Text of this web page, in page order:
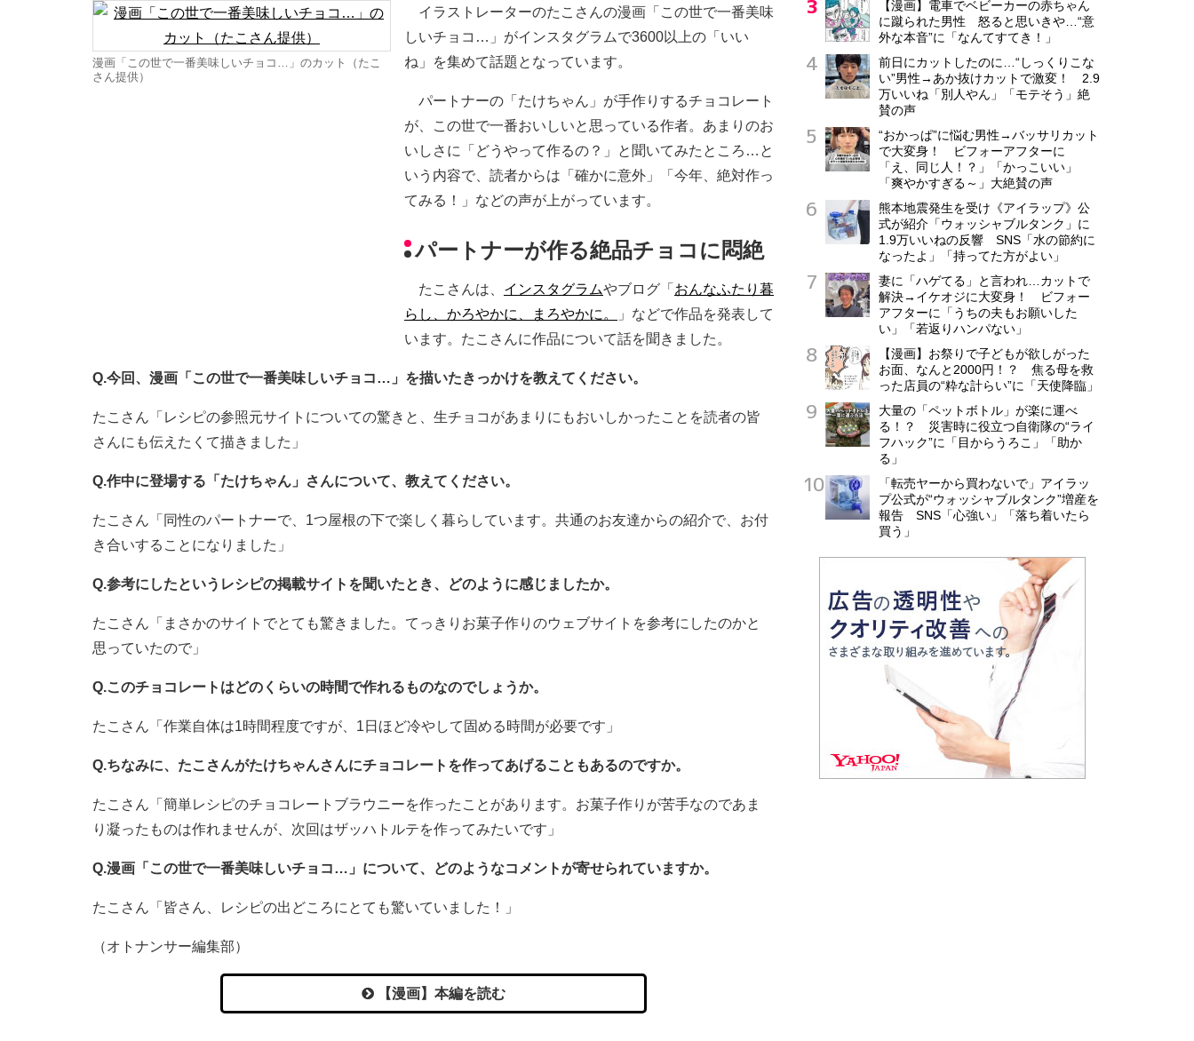
漫画「この世で一番美味しいチョコ…」のカット（たこ
さん提供）
イラストレーターのたこさんの漫画「この世で一番美味
しいチョコ…」がインスタグラムで3600以上の「いい
ね」を集めて話題となっています。
パートナーの「たけちゃん」が手作りするチョコレート
が、この世で一番おいしいと思っている作者。あまりのお
いしさに「どうやって作るの？」と聞いてみたところ…と
いう内容で、読者からは「確かに意外」「今年、絶対作っ
てみる！」などの声が上がっています。
パートナーが作る絶品チョコに悶絶
たこさんは、 インスタグラムやブログ「 おんなふたり暮
らし、かろやかに、まろやかに。
」などで作品を発表して
います。たこさんに作品について話を聞きました。
Q.今回、漫画「この世で一番美味しいチョコ…」を描いたきっかけを教えてください。
たこさん「レシピの参照元サイトについての驚きと、生チョコがあまりにもおいしかったことを読者の皆
さんにも伝えたくて描きました」
Q.作中に登場する「たけちゃん」さんについて、教えてください。
たこさん「同性のパートナーで、1つ屋根の下で楽しく暮らしています。共通のお友達からの紹介で、お付
き合いすることになりました」
Q.参考にしたというレシピの掲載サイトを聞いたとき、どのように感じましたか。
たこさん「まさかのサイトでとても驚きました。てっきりお菓子作りのウェブサイトを参考にしたのかと
思っていたので」
Q.このチョコレートはどのくらいの時間で作れるものなのでしょうか。
たこさん「作業自体は1時間程度ですが、1日ほど冷やして固める時間が必要です」
Q.ちなみに、たこさんがたけちゃんさんにチョコレートを作ってあげることもあるのですか。
たこさん「簡単レシピのチョコレートブラウニーを作ったことがあります。お菓子作りが苦手なのであま
り凝ったものは作れませんが、次回はザッハトルテを作ってみたいです」
Q.漫画「この世で一番美味しいチョコ…」について、どのようなコメントが寄せられていますか。
たこさん「皆さん、レシピの出どころにとても驚いていました！」
（オトナンサー編集部）
【漫画】本編を読む
【漫画】電車でベビーカーの赤ちゃん
に蹴られた男性 怒ると思いきや…“意
外な本音”に「なんてすてき！」
前日にカットしたのに…“しっくりこな
い”男性→あか抜けカットで激変！ 2.9
万いいね「別人やん」「モテそう」絶
賛の声
“おかっぱ”に悩む男性→バッサリカット
で大変身！ ビフォーアフターに
「え、同じ人！？」「かっこいい」
「爽やかすぎる～」大絶賛の声
熊本地震発生を受け《アイラップ》公
式が紹介「ウォッシャブルタンク」に
1.9万いいねの反響 SNS「水の節約に
なったよ」「持ってた方がよい」
妻に「ハゲてる」と言われ…カットで
解決→イケオジに大変身！ ビフォー
アフターに「うちの夫もお願いした
い」「若返りハンパない」
【漫画】お祭りで子どもが欲しがった
お面、なんと2000円！？ 焦る母を救
った店員の“粋な計らい”に「天使降臨」
大量の「ペットボトル」が楽に運べ
る！？ 災害時に役立つ自衛隊の“ライ
フハック”に「目からうろこ」「助か
る」
「転売ヤーから買わないで」アイラッ
プ公式が“ウォッシャブルタンク”増産を
報告 SNS「心強い」「落ち着いたら
買う」